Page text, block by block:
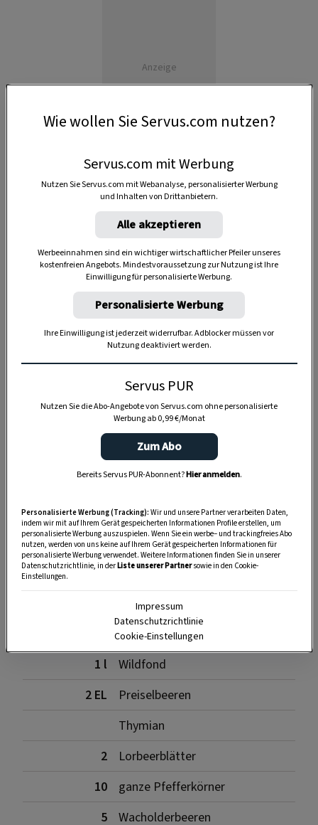
Anzeige
SPEICHERN
Für das Rehragout:
200 g
Wurzelwerk (Karotte, Gelbe
Petersilwurzel)
1/2 kg
Rehschulter
5 EL
Öl
Tomatenmark
Rotwein
1 l
Wildfond
2 EL
Preiselbeeren
Thymian
2
Lorbeerblätter
10
ganze Pfefferkörner
5
Wacholderbeeren
Wie wollen Sie Servus.com nutzen?
Servus.com mit Werbung
Nutzen Sie Servus.com mit Webanalyse, personalisierter Werbung
und Inhalten von Drittanbietern.
Alle akzeptieren
Werbeeinnahmen sind ein wichtiger wirtschaftlicher Pfeiler unseres
kostenfreien Angebots. Mindestvoraussetzung zur Nutzung ist Ihre
Einwilligung für personalisierte Werbung.
Personalisierte Werbung
Ihre Einwilligung ist jederzeit widerrufbar. Adblocker müssen vor
Nutzung deaktiviert werden.
Servus PUR
Nutzen Sie die Abo-Angebote von Servus.com ohne personalisierte
Werbung ab 0,99 €/Monat
Zum Abo
Bereits Servus PUR-Abonnent?Hier anmelden.
Personalisierte Werbung (Tracking): Wir und unsere Partner verarbeiten Daten,
indem wir mit auf Ihrem Gerät gespeicherten Informationen Profile erstellen, um
personalisierte Werbung auszuspielen. Wenn Sie ein werbe– und trackingfreies Abo
nutzen, werden von uns keine auf Ihrem Gerät gespeicherten Informationen für
personalisierte Werbung verwendet. Weitere Informationen finden Sie in unserer
Datenschutzrichtlinie, in derListe unserer Partnersowie in den Cookie-
Einstellungen.
Impressum
Datenschutzrichtlinie
Cookie-Einstellungen